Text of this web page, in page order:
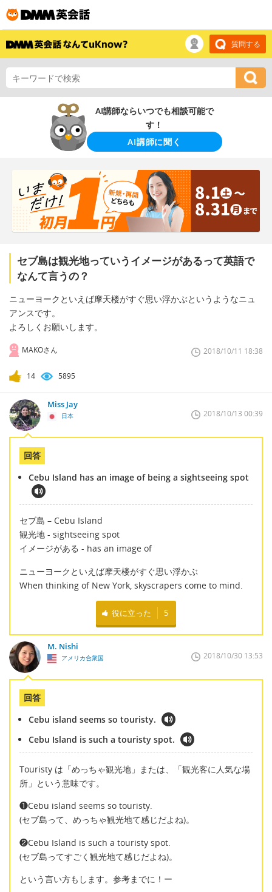
質問する
AI講師ならいつでも相談可能で
す！
AI講師に聞く
セブ島は観光地っていうイメージがあるって英語で
なんて言うの？
ニューヨークといえば摩天楼がすぐ思い浮かぶというようなニュ
アンスです。
よろしくお願いします。
MAKOさん 2018/10/11 18:38
14 5895
Miss Jay
日本 2018/10/13 00:39
回答
Cebu Island has an image of being a sightseeing spot
セブ島 – Cebu Island
観光地 - sightseeing spot
イメージがある - has an image of
ニューヨークといえば摩天楼がすぐ思い浮かぶ
When thinking of New York, skyscrapers come to mind.
役に立った 5
M. Nishi
アメリカ合衆国 2018/10/30 13:53
回答
Cebu island seems so touristy.
Cebu Island is such a touristy spot.
Touristy は「めっちゃ観光地」または、「観光客に人気な場
所」という意味です。
❶Cebu island seems so touristy.
(セブ島って、めっちゃ観光地て感じだよね)。
❷Cebu Island is such a touristy spot.
(セブ島ってすごく観光地て感じだよね)。
という言い方もします。参考までに！ー